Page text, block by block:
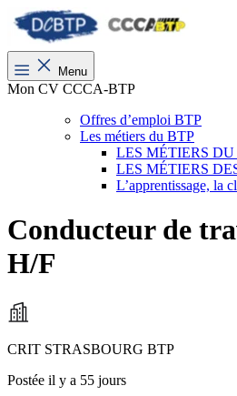
Menu
Mon CV CCCA-BTP
Offres d’emploi BTP
Les métiers du BTP
LES MÉTIERS
LES MÉTIERS
L’apprentissage, la
Conducteur de
H/F
CRIT STRASBOURG BTP
Postée il y a 55 jours